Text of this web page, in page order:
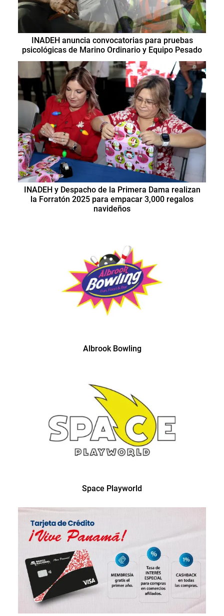
INADEH anuncia convocatorias para pruebas
psicológicas de Marino Ordinario y Equipo Pesado
INADEH y Despacho de la Primera Dama realizan
la Forratón 2025 para empacar 3,000 regalos
navideños
Albrook Bowling
Space Playworld